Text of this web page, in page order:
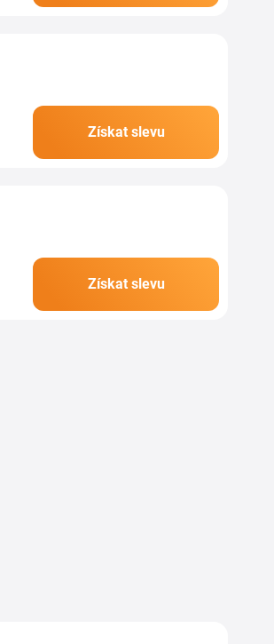
Získat slevu
Získat slevu